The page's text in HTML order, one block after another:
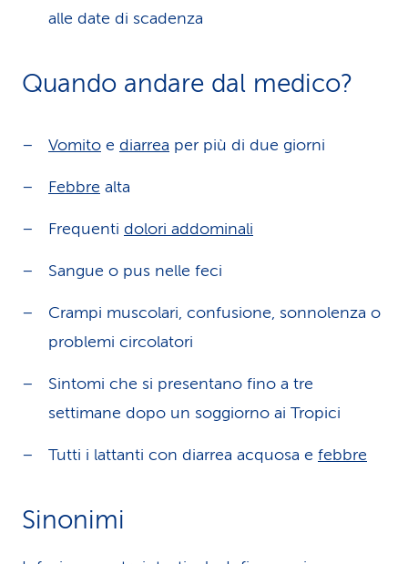
alle date di scadenza
Quando andare dal medico?
Vomito e diarrea per più di due giorni
Febbre alta
Frequenti dolori addominali
Sangue o pus nelle feci
Crampi muscolari, confusione, sonnolenza o
problemi circolatori
Sintomi che si presentano fino a tre
settimane dopo un soggiorno ai Tropici
Tutti i lattanti con diarrea acquosa e febbre
Sinonimi